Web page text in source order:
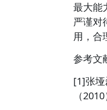
最大能
严谨对
用，合
参考文
[1]张
（